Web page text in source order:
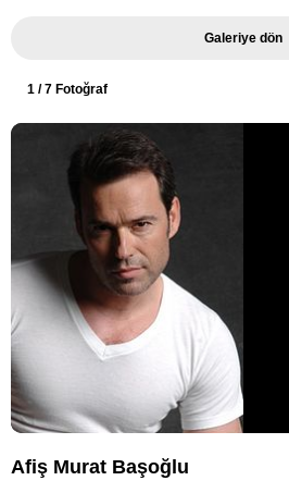
Galeriye dön
1 / 7 Fotoğraf
Afiş Murat Başoğlu